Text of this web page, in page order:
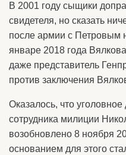
В 2001 году сыщики
свидетеля, но сказать
после армии с Петровым
январе 2018 года
даже представитель
против заключения
Оказалось, что
сотрудника милиции
возобновлено 8 ноября
основанием для этого